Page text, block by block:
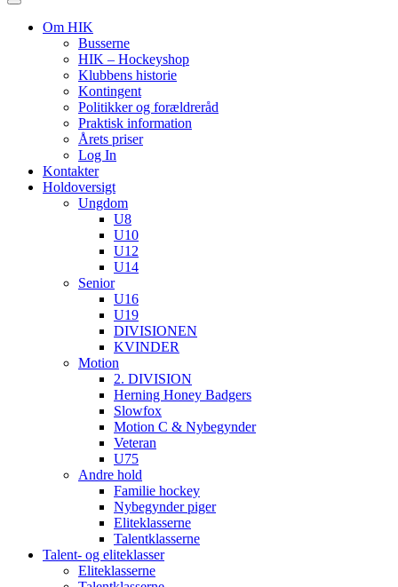
Om HIK
Busserne
HIK – Hockeyshop
Klubbens historie
Kontingent
Politikker og forældreråd
Praktisk information
Årets priser
Log In
Kontakter
Holdoversigt
Ungdom
U8
U10
U12
U14
Senior
U16
U19
DIVISIONEN
KVINDER
Motion
2. DIVISION
Herning Honey Badgers
Slowfox
Motion C & Nybegynder
Veteran
U75
Andre hold
Familie hockey
Nybegynder piger
Eliteklasserne
Talentklasserne
Talent- og eliteklasser
Eliteklasserne